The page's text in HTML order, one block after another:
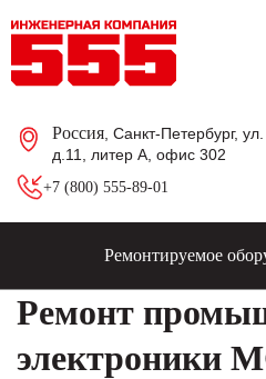
Россия , Санкт-Петербург,
д.11, литер А, офис 302
+7 (800) 555-89-01
Ремонтируемое
Ремонт
электроники